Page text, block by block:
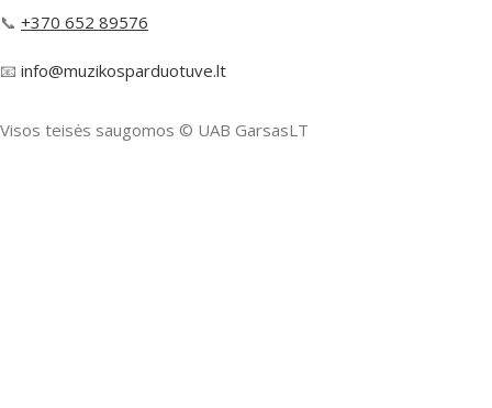
📞 +370 652 89576
📧 info@muzikosparduotuve.lt
Visos teisės saugomos ©️ UAB GarsasLT